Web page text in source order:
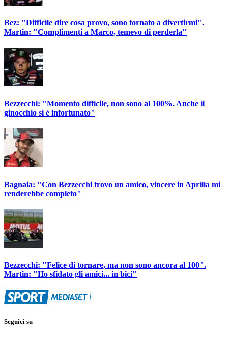
Bez: "Difficile dire cosa provo, sono tornato a divertirmi".
Martin: "Complimenti a Marco, temevo di perderla"
Bezzecchi: "Momento difficile, non sono al 100%. Anche il
ginocchio si è infortunato"
Bagnaia: "Con Bezzecchi trovo un amico, vincere in Aprilia mi
renderebbe completo"
Bezzecchi: "Felice di tornare, ma non sono ancora al 100".
Martin: "Ho sfidato gli amici... in bici"
Seguici su